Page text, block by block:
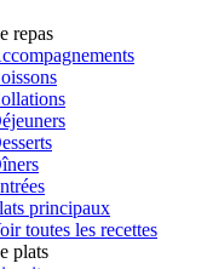
repas
principaux
toutes les recettes
plats